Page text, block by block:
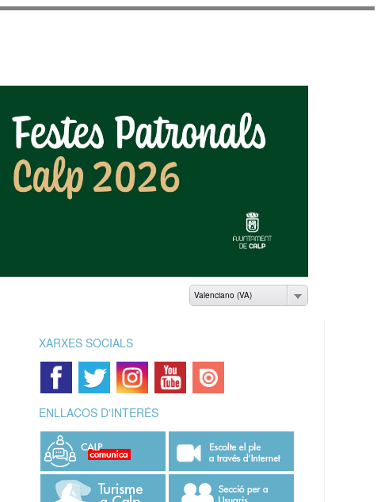
Valenciano (VA)
XARXES SOCIALS
ENLLAÇOS D'INTERÉS